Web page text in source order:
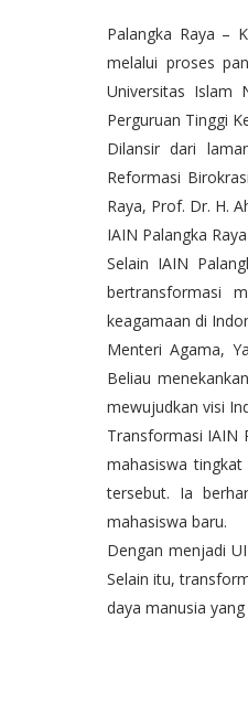
Palangka Raya –
melalui proses
Universitas Islam
Perguruan Tinggi
Dilansir dari
Reformasi
Raya, Prof. Dr. H.
IAIN Palangka
Selain IAIN
bertransformasi
keagamaan di
Menteri Agama,
Beliau
mewujudkan visi
Transformasi IAIN
mahasiswa
tersebut. Ia
mahasiswa baru.
Dengan menjadi
Selain itu,
daya manusia